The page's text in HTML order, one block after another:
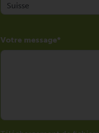
Votre message